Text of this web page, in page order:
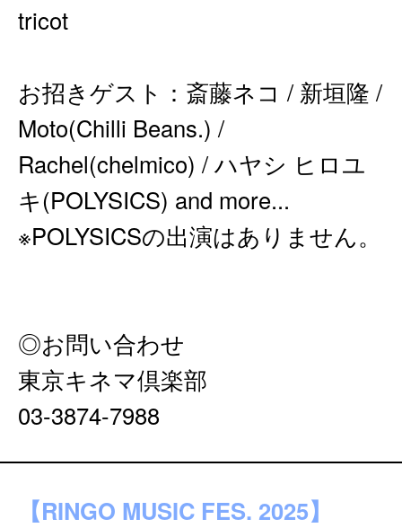
tricot
お招きゲスト：斎藤ネコ / 新垣隆 /
Moto(Chilli Beans.) /
Rachel(chelmico) / ハヤシ ヒロユ
キ(POLYSICS) and more...
※POLYSICSの出演はありません。
◎お問い合わせ
東京キネマ倶楽部
03-3874-7988
【RINGO MUSIC FES. 2025】